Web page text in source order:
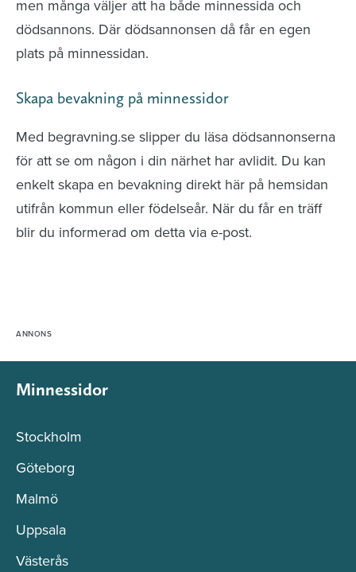
men många väljer att ha både minnessida och
dödsannons. Där dödsannonsen då får en egen
plats på minnessidan.
Skapa bevakning på minnessidor
Med begravning.se slipper du läsa dödsannonserna
för att se om någon i din närhet har avlidit. Du kan
enkelt skapa en bevakning direkt här på hemsidan
utifrån kommun eller födelseår. När du får en träff
blir du informerad om detta via e-post.
Minnessidor
Stockholm
Göteborg
Malmö
Uppsala
Västerås